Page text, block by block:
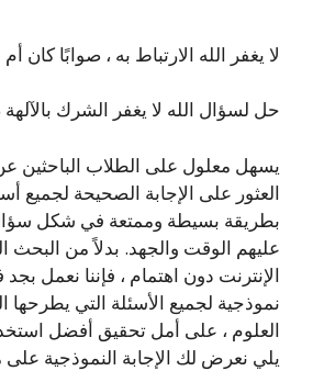
لا يغفر الله الارتباط به ، صوابًا كان
حل لسؤال الله لا يغفر الشرك
يسهل معلول على الطلاب الباحثين عن
العثور على الإجابة الصحيحة لجميع
بطريقة بسيطة وممتعة في شكل
عليهم الوقت والجهد. بدلاً من البحث
الإنترنت دون اهتمام ، فإننا نعمل
نموذجية لجميع الأسئلة التي يطرحها
العلوم ، على أمل تحقيق أفضل
يلي نعرض لك الإجابة النموذجية